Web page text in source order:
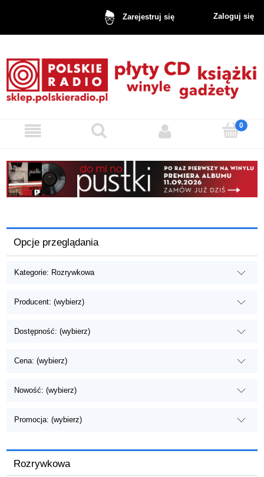
Zarejestruj się Zaloguj się
Opcje przeglądania
Kategorie: Rozrywkowa
Producent: (wybierz)
Dostępność: (wybierz)
Cena: (wybierz)
Nowość: (wybierz)
Promocja: (wybierz)
Rozrywkowa